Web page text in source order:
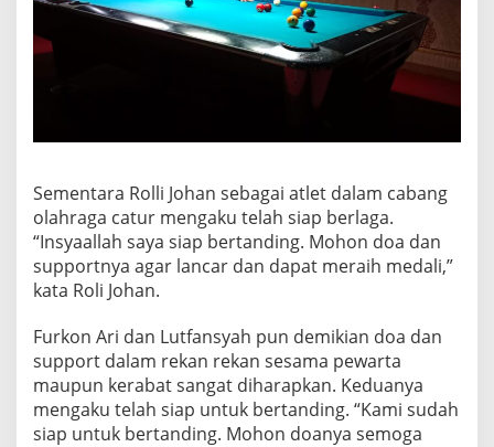
Sementara Rolli Johan sebagai atlet dalam cabang
olahraga catur mengaku telah siap berlaga.
“Insyaallah saya siap bertanding. Mohon doa dan
supportnya agar lancar dan dapat meraih medali,”
kata Roli Johan.
Furkon Ari dan Lutfansyah pun demikian doa dan
support dalam rekan rekan sesama pewarta
maupun kerabat sangat diharapkan. Keduanya
mengaku telah siap untuk bertanding. “Kami sudah
siap untuk bertanding. Mohon doanya semoga